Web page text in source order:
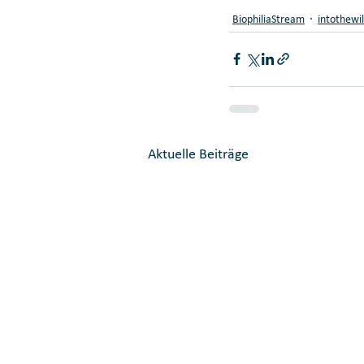
BiophiliaStream
Aktuelle Beiträge